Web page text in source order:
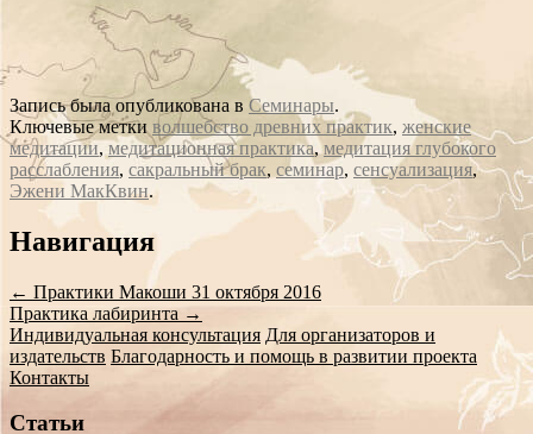
Запись была опубликована в Семинары.
Ключевые метки волшебство древних практик, женские
медитации, медитационная практика,медитация глубокого
расслабления, сакральный брак, семинар, сенсуализация,
Эжени МакКвин.
Сообщение
Навигация
← Практики Макоши 31 октября 2016
Практика лабиринта →
Индивидуальная консультация Для организаторов и
издательств Благодарность и помощь в развитии проекта
Контакты
Статьи